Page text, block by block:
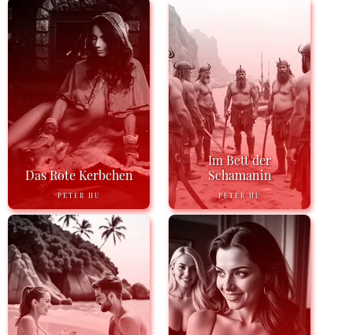
Das Rote Kerbchen
PETER HU
Im Bett der
Schamanin
PETER HU